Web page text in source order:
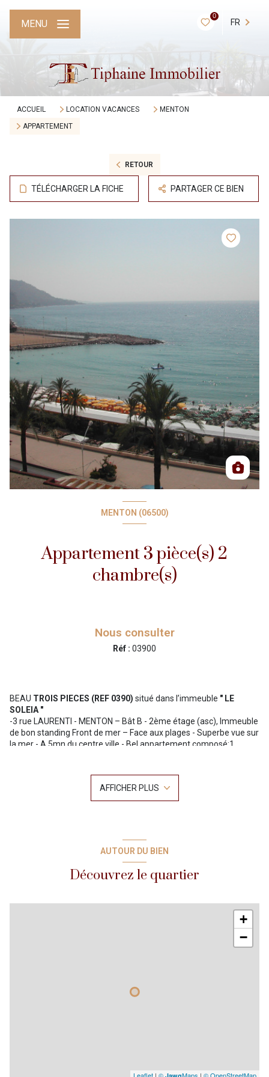
0
FR
MENU
ACCUEIL LOCATION VACANCES
MENTON
APPARTEMENT
RETOUR
TÉLÉCHARGER LA FICHE PARTAGER CE BIEN
MENTON (06500)
Appartement 3 pièce(s) 2
chambre(s)
Nous consulter
Réf : 03900
BEAU TROIS PIECES (REF 0390) situé dans l’immeuble " LE
SOLEIA "
-3 rue LAURENTI - MENTON – Bât B - 2ème étage (asc), Immeuble
de bon standing Front de mer – Face aux plages - Superbe vue sur
la mer - A 5mn du centre ville - Bel appartement composé:1
lave vaisselle, réfrigérateur congélateur – Chambre avec 2 lits 1
personne donnant sur balcon – Chambre avec 1 lit 2 personnes en
160cm donnant sur terrasse face mer - Salle de bains – WC –
3290€. Pour le mois sur demande -Prix dégressif.
La Location peut démarrer le jour de votre choix, pour une
durée minimun d'une semaine.
envoyer-nous un e-mail à contact@tiphaineimmo.fr ou
AFFICHER PLUS
AUTOUR DU BIEN
Découvrez le quartier
+
−